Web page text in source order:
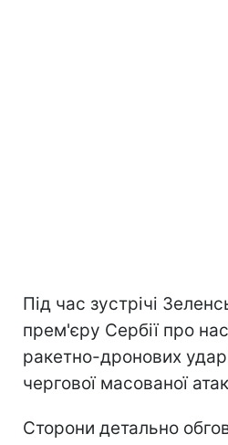
Під час зустрічі
прем'єру Сербії про
ракетно-дронових
чергової масованої
Сторони детально